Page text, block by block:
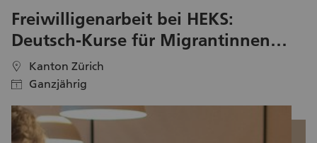
Freiwilligenarbeit bei HEKS:
Deutsch-Kurse für Migrantinnen
und Migranten leiten
location Kanton Zürich
calendar Ganzjährig